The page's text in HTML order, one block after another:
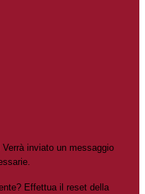
Verrà inviato un messaggio
Effettua il reset della